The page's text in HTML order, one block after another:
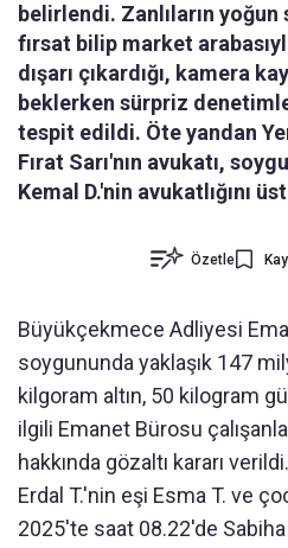
belirlendi. Zanlıların
fırsat bilip market
dışarı çıkardığı, kamera
beklerken sürpriz
tespit edildi. Öte yandan
Fırat Sarı'nın avukatı,
Kemal D.'nin avukatlığını
Özetle
Büyükçekmece Adliyesi
soygununda yaklaşık 147
kilgoram altın, 50 kilogram
ilgili Emanet Bürosu
hakkında gözaltı kararı
Erdal T.'nin eşi Esma T. ve
2025'te saat 08.22'de